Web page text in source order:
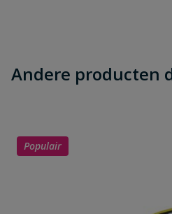
Andere producten
Populair